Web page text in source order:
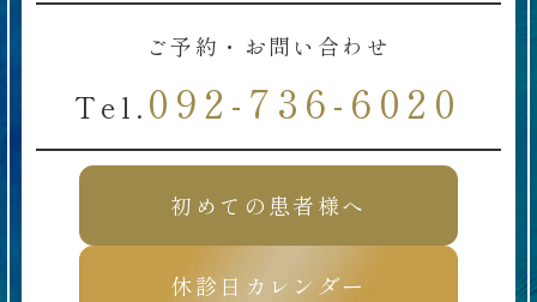
ご予約・お問い合わせ
Tel. 092-736-6020
初めての患者様へ
休診日カレンダー